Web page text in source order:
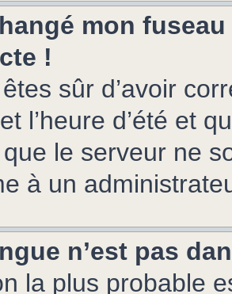
mon
!
sûr d’avoir
l’heure d’été et
le serveur ne
à un
n’est pas
la plus probable